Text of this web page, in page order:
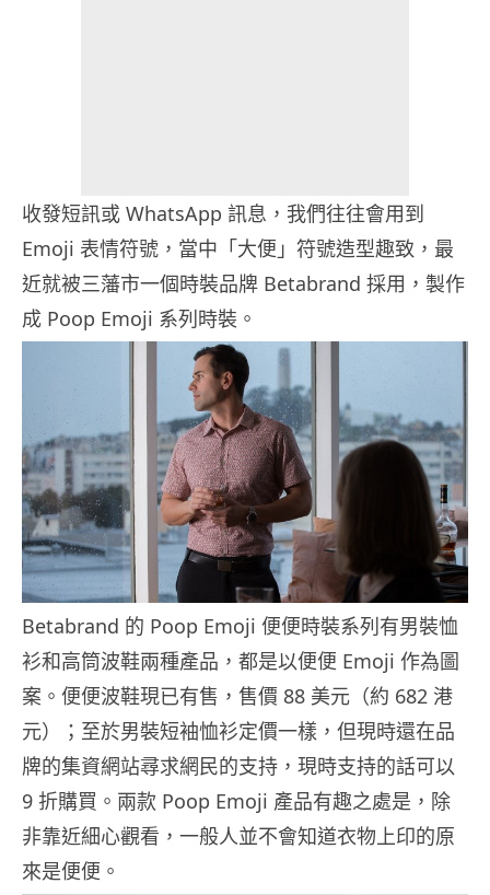
收發短訊或 WhatsApp 訊息，我們往往會用到
Emoji 表情符號，當中「大便」符號造型趣致，最
近就被三藩市一個時裝品牌 Betabrand 採用，製作
成 Poop Emoji 系列時裝。
Betabrand 的 Poop Emoji 便便時裝系列有男裝恤
衫和高筒波鞋兩種產品，都是以便便 Emoji 作為圖
案。便便波鞋現已有售，售價 88 美元（約 682 港
元）；至於男裝短袖恤衫定價一樣，但現時還在品
牌的集資網站尋求網民的支持，現時支持的話可以
9 折購買。兩款 Poop Emoji 產品有趣之處是，除
非靠近細心觀看，一般人並不會知道衣物上印的原
來是便便。